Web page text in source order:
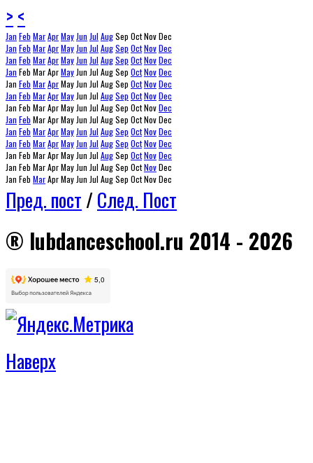
><
Jan Feb MarAprMay Jun Jul AugSep OctNovDec
Jan Feb MarAprMay Jun Jul AugSep OctNovDec
Jan Feb MarAprMay Jun Jul AugSep OctNovDec
Jan Feb MarAprMay Jun Jul AugSep OctNovDec
Jan Feb MarAprMay Jun Jul AugSep OctNovDec
Jan Feb MarAprMay Jun Jul AugSep OctNovDec
Jan Feb MarAprMay Jun Jul AugSep OctNovDec
Jan Feb MarAprMay Jun Jul AugSep OctNovDec
Jan Feb MarAprMay Jun Jul AugSep OctNovDec
Jan Feb MarAprMay Jun Jul AugSep OctNovDec
Jan Feb MarAprMay Jun Jul AugSep OctNovDec
Jan Feb MarAprMay Jun Jul AugSep OctNovDec
Jan Feb MarAprMay Jun Jul AugSep OctNovDec
Пред. пост/След. Пост
® lubdanceschool.ru 2014 - 2026
Наверх